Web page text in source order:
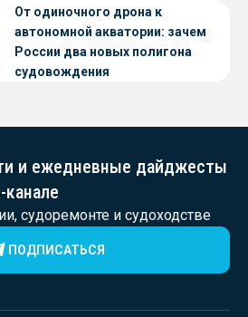
От одиночного дрона к
автономной акватории: зачем
России два новых полигона
судовождения
и ежедневные дайджесты
судоремонте и судоходстве
ПОДПИСАТЬСЯ